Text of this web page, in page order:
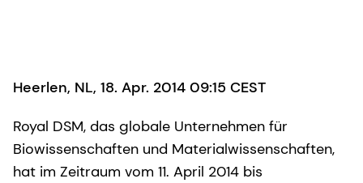
Heerlen, NL, 18. Apr. 2014 09:15 CEST
Royal DSM, das globale Unternehmen für
Biowissenschaften und Materialwissenschaften,
hat im Zeitraum vom 11. April 2014 bis